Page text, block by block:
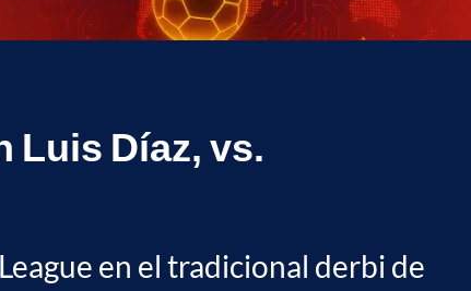
Luis Díaz, vs.
en el tradicional derbi de